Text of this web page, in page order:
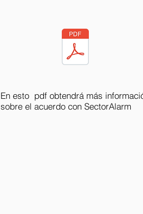
En esto pdf obtendrá más
sobre el acuerdo con SectorAlarm